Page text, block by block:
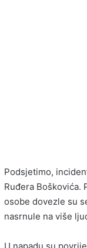
Podsjetimo,
Ruđera Boškovića.
osobe dovezle su
nasrnule na više